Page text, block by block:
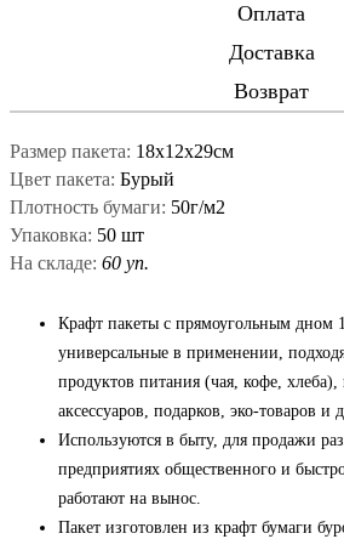
Оплата
Доставка
Возврат
Размер пакета: 18х12х29см
Цвет пакета: Бурый
Плотность бумаги: 50г/м2
Упаковка: 50 шт
На складе: 60 уп.
Крафт пакеты с прямоугольным дном
универсальные в применении,
продуктов питания (чая, кофе,
аксессуаров, подарков, эко-товаров и
Используются в быту, для продажи
предприятиях общественного и
работают на вынос.
Пакет изготовлен из крафт бумаги